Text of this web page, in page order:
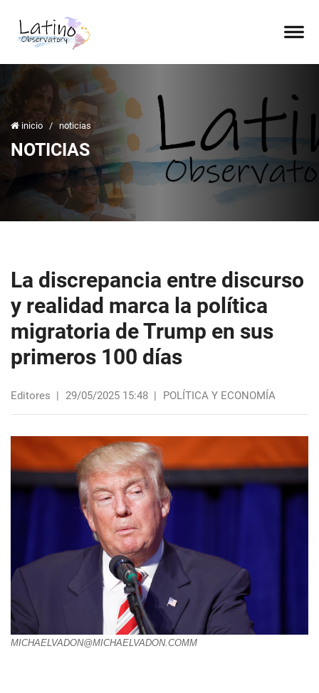
inicio / noticias
NOTICIAS
La discrepancia entre discurso
y realidad marca la política
migratoria de Trump en sus
primeros 100 días
Editores | 29/05/2025 15:48 | POLÍTICA Y ECONOMÍA
MICHAELVADON@MICHAELVADON.COMM